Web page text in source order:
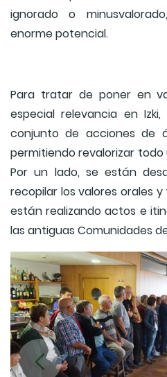
ignorado o
enorme potencial.
Para tratar de poner en
especial relevancia en
conjunto de acciones de
permitiendo revalorizar
Por un lado, se están
recopilar los valores orales
están realizando actos e
las antiguas Comunidades